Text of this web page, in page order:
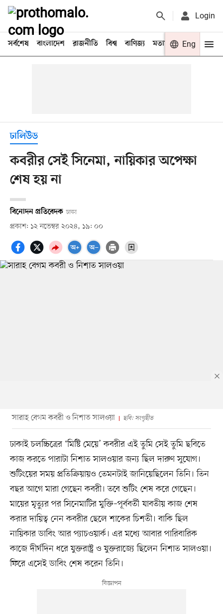
Login
সর্বশেষ বাংলাদেশ রাজনীতি বিশ্ব বাণিজ্য মতামত খেলা
Eng
ঢালিউড
কবরীর সেই সিনেমা, নায়িকার অপেক্ষা
শেষ হয় না
বিনোদন প্রতিবেদক ঢাকা
প্রকাশ: ১২ নভেম্বর ২০২৪, ১৯: ০০
সারাহ বেগম কবরী ও নিশাত সালওয়া ছবি: সংগৃহীত
ঢাকাই চলচ্চিত্রের ‘মিষ্টি মেয়ে’ কবরীর এই তুমি সেই তুমি ছবিতে
কাজ করতে পারাটা নিশাত সালওয়ার জন্য ছিল দারুণ সুযোগ।
শুটিংয়ের সময় প্রতিক্রিয়ায়ও তেমনটাই জানিয়েছিলেন তিনি। তিন
বছর আগে মারা গেছেন কবরী। তবে শুটিং শেষ করে গেছেন।
মায়ের মৃত্যুর পর সিনেমাটির মুক্তি–পূর্ববর্তী যাবতীয় কাজ শেষ
করার দায়িত্ব নেন কবরীর ছেলে শাকের চিশতী। বাকি ছিল
নায়িকার ডাবিং আর প্যাচওয়ার্ক। এর মধ্যে আবার পারিবারিক
কাজে দীর্ঘদিন ধরে যুক্তরাষ্ট্র ও যুক্তরাজ্যে ছিলেন নিশাত সালওয়া।
ফিরে এসেই ডাবিং শেষ করেন তিনি।